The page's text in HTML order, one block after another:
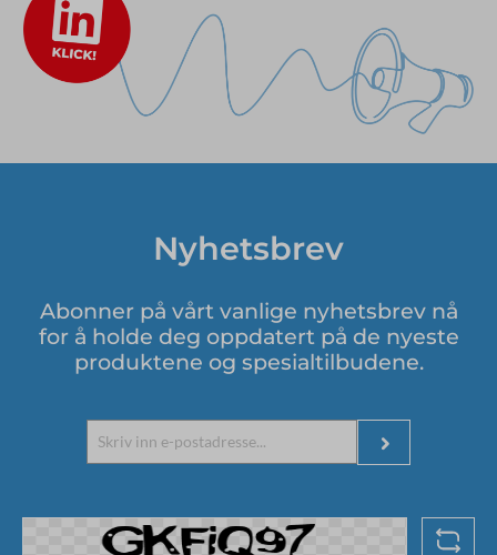
Nyhetsbrev
Abonner på vårt vanlige nyhetsbrev nå
for å holde deg oppdatert på de nyeste
produktene og spesialtilbudene.